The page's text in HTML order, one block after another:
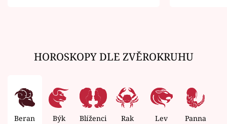
HOROSKOPY DLE ZVĚROKRUHU
Beran Býk Blíženci Rak Lev Panna